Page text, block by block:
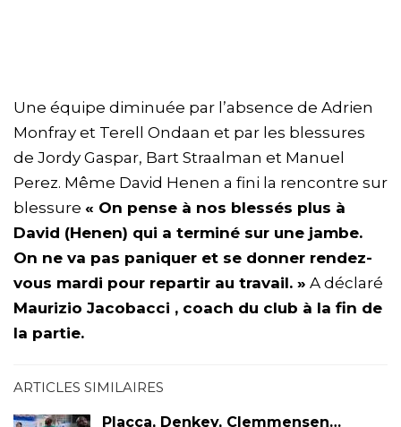
Une équipe diminuée par l’absence de Adrien
Monfray et Terell Ondaan et par les blessures
de Jordy Gaspar, Bart Straalman et Manuel
Perez. Même David Henen a fini la rencontre sur
blessure « On pense à nos blessés plus à
David (Henen) qui a terminé sur une jambe.
On ne va pas paniquer et se donner rendez-
vous mardi pour repartir au travail. » A déclaré
Maurizio Jacobacci , coach du club à la fin de
la partie.
ARTICLES SIMILAIRES
Placca, Denkey, Clemmensen…